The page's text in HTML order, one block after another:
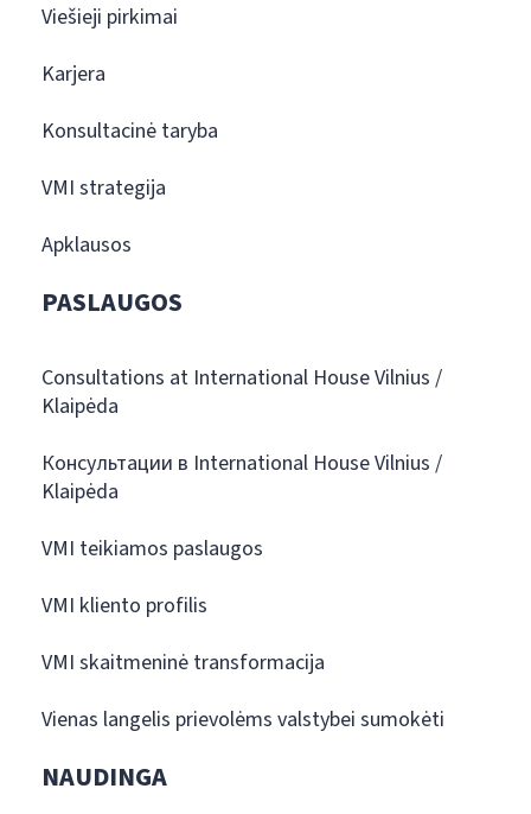
Viešieji pirkimai
Karjera
Konsultacinė taryba
VMI strategija
Apklausos
PASLAUGOS
Consultations at International House Vilnius /
Klaipėda
Консультации в International House Vilnius /
Klaipėda
VMI teikiamos paslaugos
VMI kliento profilis
VMI skaitmeninė transformacija
Vienas langelis prievolėms valstybei sumokėti
NAUDINGA